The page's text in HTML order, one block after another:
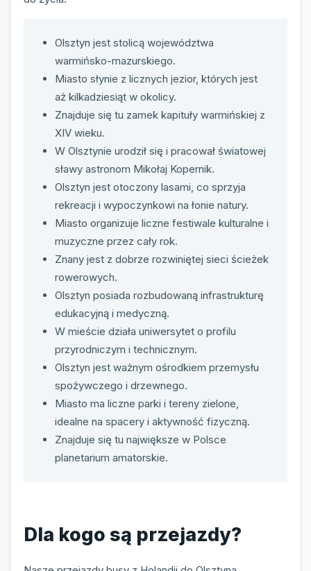
Olsztyn jest stolicą województwa
warmińsko-mazurskiego.
Miasto słynie z licznych jezior, których jest
aż kilkadziesiąt w okolicy.
Znajduje się tu zamek kapituły warmińskiej z
XIV wieku.
W Olsztynie urodził się i pracował światowej
sławy astronom Mikołaj Kopernik.
Olsztyn jest otoczony lasami, co sprzyja
rekreacji i wypoczynkowi na łonie natury.
Miasto organizuje liczne festiwale kulturalne i
muzyczne przez cały rok.
Znany jest z dobrze rozwiniętej sieci ścieżek
rowerowych.
Olsztyn posiada rozbudowaną infrastrukturę
edukacyjną i medyczną.
W mieście działa uniwersytet o profilu
przyrodniczym i technicznym.
Olsztyn jest ważnym ośrodkiem przemysłu
spożywczego i drzewnego.
Miasto ma liczne parki i tereny zielone,
idealne na spacery i aktywność fizyczną.
Znajduje się tu największe w Polsce
planetarium amatorskie.
Dla kogo są przejazdy?